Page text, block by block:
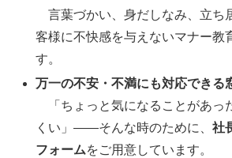
言葉づかい、身だしなみ、立
客様に不快感を与えないマナー教
す。
万一の不安・不満にも対応できる
「ちょっと気になることがあっ
くい」――そんな時のために、社
フォームをご用意しています。